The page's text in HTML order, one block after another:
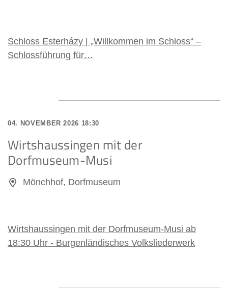
Schloss Esterházy | „Willkommen im Schloss“ –
Schlossführung für…
04. NOVEMBER 2026 18:30
Wirtshaussingen mit der
Dorfmuseum-Musi
Mönchhof, Dorfmuseum
Wirtshaussingen mit der Dorfmuseum-Musi ab
18:30 Uhr - Burgenländisches Volksliederwerk